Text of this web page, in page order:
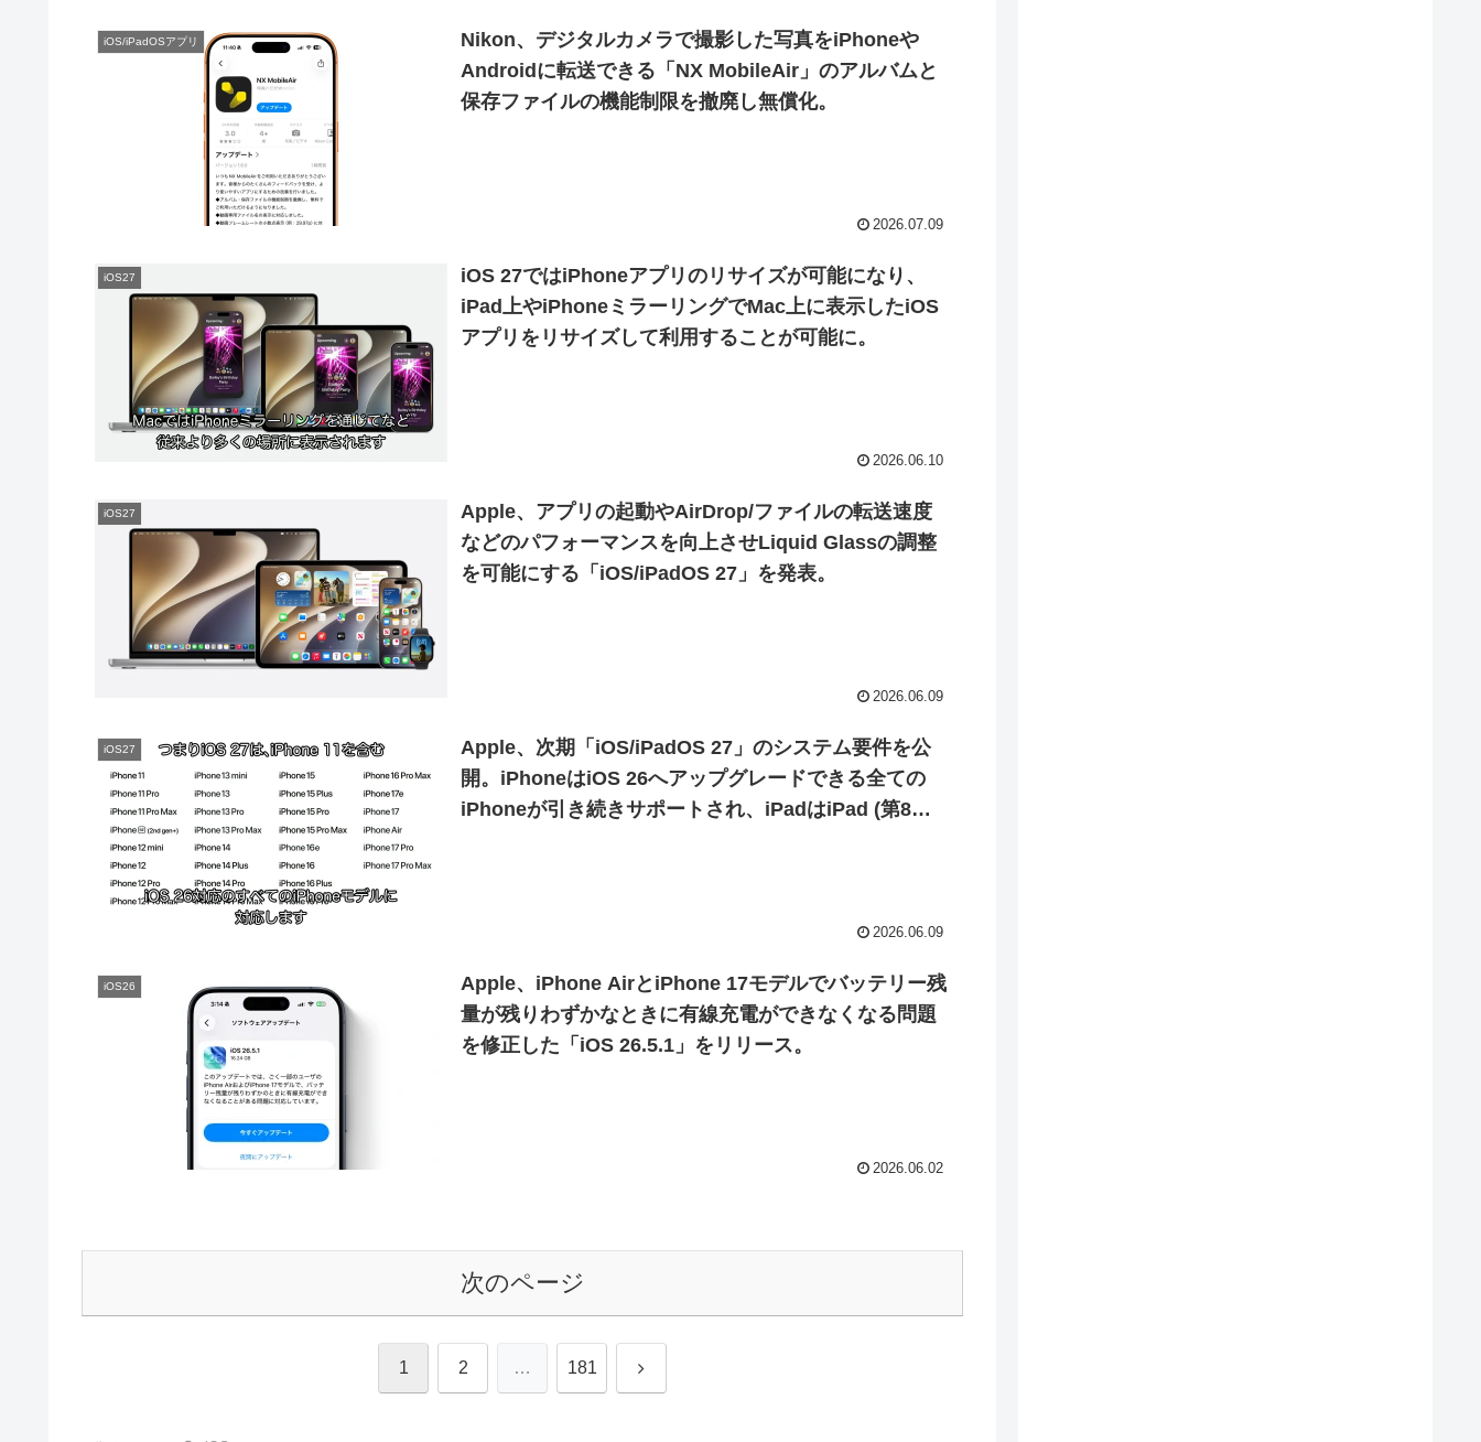
iOS/iPadOSアプリ
Nikon、デジタルカメラで撮影した写真をiPhoneや
Androidに転送できる「NX MobileAir」のアルバムと
保存ファイルの機能制限を撤廃し無償化。
2026.07.09
iOS27
iOS 27ではiPhoneアプリのリサイズが可能になり、
iPad上やiPhoneミラーリングでMac上に表示したiOS
アプリをリサイズして利用することが可能に。
2026.06.10
iOS27
Apple、アプリの起動やAirDrop/ファイルの転送速度
などのパフォーマンスを向上させLiquid Glassの調整
を可能にする「iOS/iPadOS 27」を発表。
2026.06.09
iOS27
Apple、次期「iOS/iPadOS 27」のシステム要件を公
開。iPhoneはiOS 26へアップグレードできる全ての
iPhoneが引き続きサポートされ、iPadはiPad (第8世
2026.06.09
iOS26
Apple、iPhone AirとiPhone 17モデルでバッテリー残
量が残りわずかなときに有線充電ができなくなる問題
を修正した「iOS 26.5.1」をリリース。
2026.06.02
次のページ
1 2 … 181 次